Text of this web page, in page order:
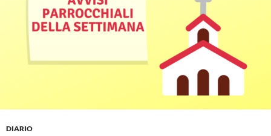
DIARIO